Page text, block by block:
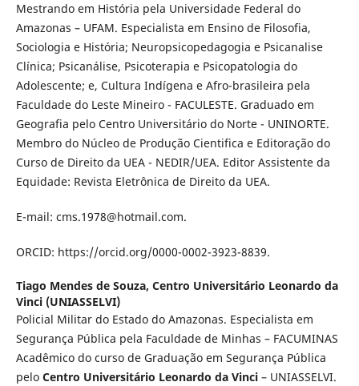
Mestrando em História pela Universidade Federal do
Amazonas – UFAM. Especialista em Ensino de Filosofia,
Sociologia e História; Neuropsicopedagogia e Psicanalise
Clínica; Psicanálise, Psicoterapia e Psicopatologia do
Adolescente; e, Cultura Indígena e Afro-brasileira pela
Faculdade do Leste Mineiro - FACULESTE. Graduado em
Geografia pelo Centro Universitário do Norte - UNINORTE.
Membro do Núcleo de Produção Cientifica e Editoração do
Curso de Direito da UEA - NEDIR/UEA. Editor Assistente da
Equidade: Revista Eletrônica de Direito da UEA.
E-mail: cms.1978@hotmail.com.
ORCID: https://orcid.org/0000-0002-3923-8839.
Tiago Mendes de Souza, Centro Universitário Leonardo da
Vinci (UNIASSELVI)
Policial Militar do Estado do Amazonas. Especialista em
Segurança Pública pela Faculdade de Minhas – FACUMINAS
Acadêmico do curso de Graduação em Segurança Pública
pelo Centro Universitário Leonardo da Vinci– UNIASSELVI.